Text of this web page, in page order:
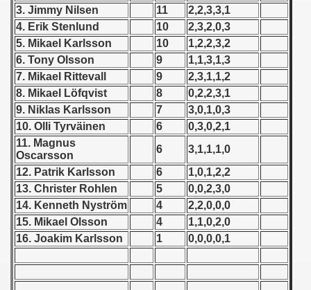
3. Jimmy Nilsen
11
2,2,3,3,1
4. Erik Stenlund
10
2,3,2,0,3
5. Mikael Karlsson
10
1,2,2,3,2
6. Tony Olsson
9
1,1,3,1,3
7. Mikael Rittevall
9
2,3,1,1,2
8. Mikael Löfqvist 8
0,2,2,3,1
9. Niklas Karlsson
7
3,0,1,0,3
10. Olli Tyrväinen
6
0,3,0,2,1
11. Magnus
Oscarsson
6
3,1,1,1,0
12. Patrik Karlsson
6
1,0,1,2,2
13. Christer Rohlen
5
0,0,2,3,0
14. Kenneth Nyström
4
2,2,0,0,0
15. Mikael Olsson
4
1,1,0,2,0
16. Joakim Karlsson
1 0,0,0,0,1
- 1953
- 1954
- 1955
- 1956
- 1957
- 1958
- 1959
- 1960
- 1961
- 1962